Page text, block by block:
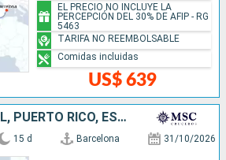
US$ 639
EL PRECIO NO INCLUYE LA
PERCEPCIÓN DEL 30% DE AFIP - RG
5463
TARIFA NO REEMBOLSABLE
Comidas incluidas
ESPAÑA, PORTUGAL, PUERTO RICO, ESTADOS UNIDOS
15 d Barcelona 31/10/2026